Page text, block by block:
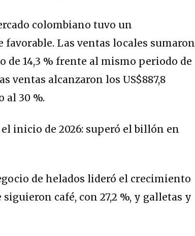
colombiano tuvo un
Las ventas locales sumaron
de 14,3 % frente al mismo periodo de
ventas alcanzaron los US$887,8
al 30 %.
de helados lideró el crecimiento
café, con 27,2 %, y galletas y